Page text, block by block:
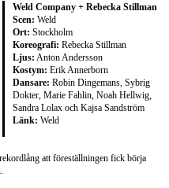
Weld Company + Rebecka Stillman
Scen: Weld
Ort: Stockholm
Koreografi: Rebecka Stillman
Ljus: Anton Andersson
Kostym: Erik Annerborn
Dansare: Robin Dingemans, Sybrig
Dokter, Marie Fahlin, Noah Hellwig,
Sandra Lolax och Kajsa Sandström
Länk: Weld
att föreställningen fick börja